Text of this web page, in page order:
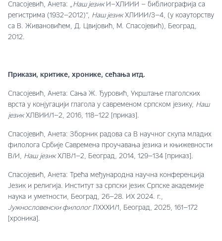
Спасојевић, Анета: „Наш језикИ–XЛИИИ – библиографија са
регистрима (1932–2012)”, Наш језикXЛИИИ/3–4, (у коауторству
са В. Живановићем, Д. Цвијовић, М. Спасојевић), Београд,
2012.
Прикази, критике, хронике, сећања итд.
Спасојевић, Анета: Сања Ж. Ђуровић, Укрштање глаголских
врста у конјугацији глагола у савременом српском језику, Наш
језикXЛВИИ/1–2, 2016, 118–122 [приказ].
Спасојевић, Анета: Зборник радова са В научног скупа младих
филолога Србије Савремена проучавања језика и књижевности
В/И, Наш језикXЛВ/1–2, Београд, 2014, 129–134 [приказ].
Спасојевић, Анета: Трећа међународна научна конференција
Језик и религија. Институт за српски језик Српске академије
наука и уметности, Београд, 26–28. ИX 2024. г.,
Јужнословенски филологЛXXXИ/1, Београд, 2025, 161–172
[хроника].